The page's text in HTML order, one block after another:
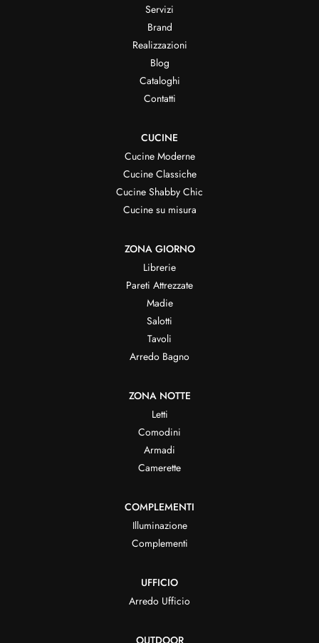
Servizi
Brand
Realizzazioni
Blog
Cataloghi
Contatti
CUCINE
Cucine Moderne
Cucine Classiche
Cucine Shabby Chic
Cucine su misura
ZONA GIORNO
Librerie
Pareti Attrezzate
Madie
Salotti
Tavoli
Arredo Bagno
ZONA NOTTE
Letti
Comodini
Armadi
Camerette
COMPLEMENTI
Illuminazione
Complementi
UFFICIO
Arredo Ufficio